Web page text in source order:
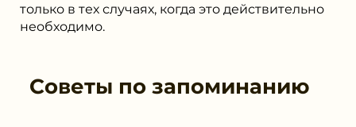
только в тех случаях, когда это действительно
необходимо.
Советы по запоминанию